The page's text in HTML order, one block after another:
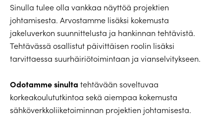
Sinulla tulee olla vankkaa näyttöä projektien
johtamisesta. Arvostamme lisäksi kokemusta
jakeluverkon suunnittelusta ja hankinnan tehtävistä.
Tehtävässä osallistut päivittäisen roolin lisäksi
tarvittaessa suurhäiriötoimintaan ja vianselvitykseen.
Odotamme sinulta tehtävään soveltuvaa
korkeakoulututkintoa sekä aiempaa kokemusta
sähköverkkoliiketoiminnan projektien johtamisesta.